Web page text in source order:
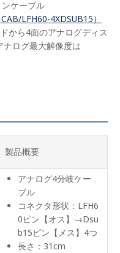
ケーブル
LFH60-4XDSUB15）
から4面のアナログディス
ログ最大解像度は
製品概要
アナログ4分岐ケー
ブル
コネクタ形状：LFH6
0ピン【オス】→Dsu
b15ピン【メス】4つ
長さ：31cm